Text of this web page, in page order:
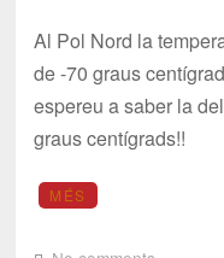
Al Pol Nord la
de -70 graus
espereu a saber la
graus centígrads!!
MÉS